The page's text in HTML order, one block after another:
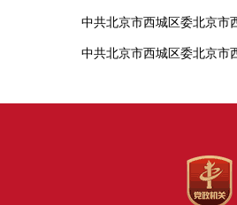
中共北京市西城区委北京市
中共北京市西城区委北京市